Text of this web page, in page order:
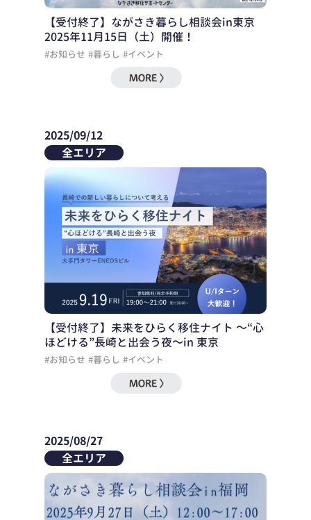
【受付終了】ながさき暮らし相談会in東京
2025年11月15日（土）開催！
#お知らせ #暮らし #イベント
2025/09/12
全エリア
【受付終了】未来をひらく移住ナイト ～“心
ほどける”長崎と出会う夜～in 東京
#お知らせ #暮らし #イベント
2025/08/27
全エリア